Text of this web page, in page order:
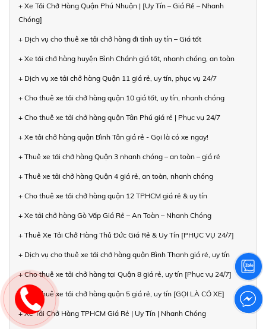
+ Xe Tải Chở Hàng Quận Phú Nhuận | [Uy Tín – Giá Rẻ – Nhanh
Chóng]
+ Dịch vụ cho thuê xe tải chở hàng đi tỉnh uy tín – Giá tốt
+ Xe tải chở hàng huyện Bình Chánh giá tốt, nhanh chóng, an toàn
+ Dịch vụ xe tải chở hàng Quận 11 giá rẻ, uy tín, phục vụ 24/7
+ Cho thuê xe tải chở hàng quận 10 giá tốt, uy tín, nhanh chóng
+ Cho thuê xe tải chở hàng quận Tân Phú giá rẻ | Phục vụ 24/7
+ Xe tải chở hàng quận Bình Tân giá rẻ - Gọi là có xe ngay!
+ Thuê xe tải chở hàng Quận 3 nhanh chóng – an toàn – giá rẻ
+ Thuê xe tải chở hàng Quận 4 giá rẻ, an toàn, nhanh chóng
+ Cho thuê xe tải chở hàng quận 12 TPHCM giá rẻ & uy tín
+ Xe tải chở hàng Gò Vấp Giá Rẻ – An Toàn – Nhanh Chóng
+ Thuê Xe Tải Chở Hàng Thủ Đức Giá Rẻ & Uy Tín [PHỤC VỤ 24/7]
+ Dịch vụ cho thuê xe tải chở hàng quận Bình Thạnh giá rẻ, uy tín
+ Cho thuê xe tải chở hàng tại Quận 8 giá rẻ, uy tín [Phục vụ 24/7]
+ Cho thuê xe tải chở hàng quận 5 giá rẻ, uy tín [GỌI LÀ CÓ XE]
+ Xe Tải Chở Hàng TPHCM Giá Rẻ | Uy Tín | Nhanh Chóng